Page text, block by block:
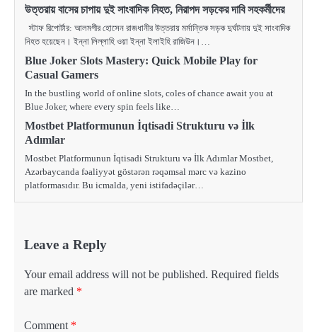
উত্তরায় বাসের চাপায় দুই সাংবাদিক নিহত, নিরাপদ সড়কের দাবি সহকর্মীদের
স্টাফ রিপোর্টার: আলমগীর হোসেন রাজধানীর উত্তরায় মর্মান্তিক সড়ক দুর্ঘটনায় দুই সাংবাদিক
নিহত হয়েছেন। ইন্না লিল্লাহি ওয়া ইন্না ইলাইহি রাজিউন।…
Blue Joker Slots Mastery: Quick Mobile Play for
Casual Gamers
In the bustling world of online slots, coles of chance await you at
Blue Joker, where every spin feels like…
Mostbet Platformunun İqtisadi Strukturu və İlk
Adımlar
Mostbet Platformunun İqtisadi Strukturu və İlk Adımlar Mostbet,
Azərbaycanda fəaliyyət göstərən rəqəmsal mərc və kazino
platformasıdır. Bu icmalda, yeni istifadəçilər…
Leave a Reply
Your email address will not be published. Required fields
are marked *
Comment *